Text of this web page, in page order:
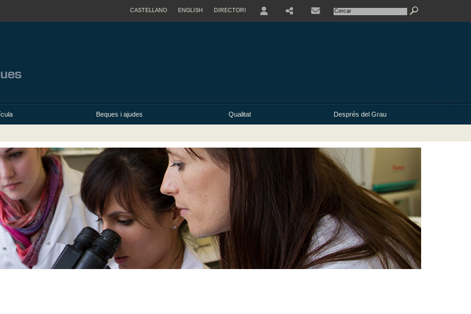
CASTELLANO ENGLISH DIRECTORI
Beques i ajudes Qualitat Després del Grau